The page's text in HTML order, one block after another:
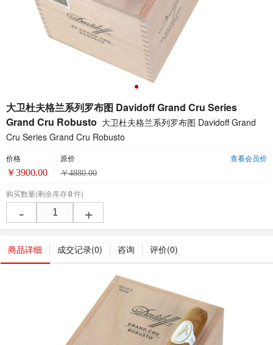
大卫杜夫格兰系列罗布图 Davidoff Grand Cru Series
Grand Cru Robusto 大卫杜夫格兰系列罗布图 Davidoff Grand
Cru Series Grand Cru Robusto
查看会员价
价格
￥3900.00
原价
￥4880.00
购买数量(剩余库存0件)
- +
商品详细 成交记录(0) 咨询 评价(0)